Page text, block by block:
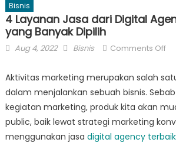
Bisnis
4 Layanan Jasa dari Digital
yang Banyak Dipilih
Posted
Aug 4, 2022 Author
Bisnis Comments Offon
Aktivitas marketing merupakan salah
dalam menjalankan sebuah bisnis.
kegiatan marketing, produk kita akan
public, baik lewat strategi marketing
menggunakan jasa digital agency terbaik